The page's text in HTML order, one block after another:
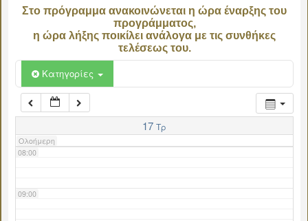
Στο πρόγραμμα ανακοινώνεται η ώρα έναρξης του
προγράμματος,
η ώρα λήξης ποικίλει ανάλογα με τις συνθήκες
τελέσεως του.
Κατηγορίες
17 Τρ
Ολοήμερη
06:00
07:00
08:00
09:00